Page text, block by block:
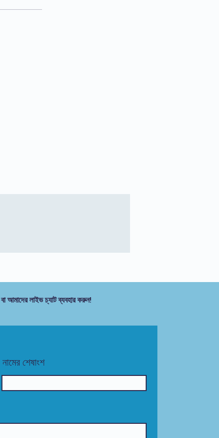
আমাদের লাইভ চ্যাট ব্যবহার করুন!
নামের শেষাংশ